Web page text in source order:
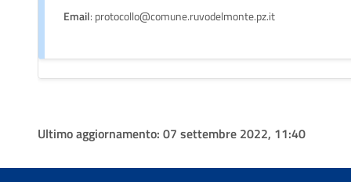
Email: protocollo@comune.ruvodelmonte.pz.it
Ultimo aggiornamento: 07 settembre 2022, 11:40